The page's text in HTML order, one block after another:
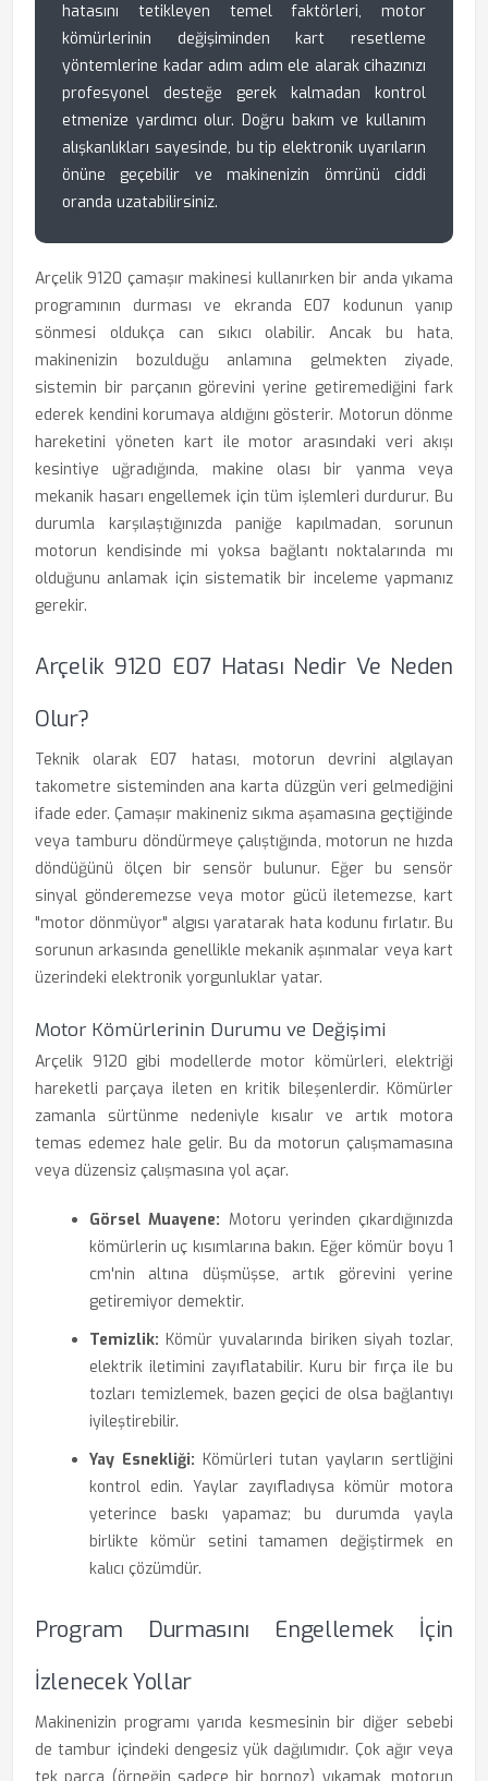
hatasını tetikleyen temel faktörleri, motor
kömürlerinin değişiminden kart resetleme
yöntemlerine kadar adım adım ele alarak cihazınızı
profesyonel desteğe gerek kalmadan kontrol
etmenize yardımcı olur. Doğru bakım ve kullanım
alışkanlıkları sayesinde, bu tip elektronik uyarıların
önüne geçebilir ve makinenizin ömrünü ciddi
oranda uzatabilirsiniz.
Arçelik 9120 çamaşır makinesi kullanırken bir anda yıkama
programının durması ve ekranda E07 kodunun yanıp
sönmesi oldukça can sıkıcı olabilir. Ancak bu hata,
makinenizin bozulduğu anlamına gelmekten ziyade,
sistemin bir parçanın görevini yerine getiremediğini fark
ederek kendini korumaya aldığını gösterir. Motorun dönme
hareketini yöneten kart ile motor arasındaki veri akışı
kesintiye uğradığında, makine olası bir yanma veya
mekanik hasarı engellemek için tüm işlemleri durdurur. Bu
durumla karşılaştığınızda paniğe kapılmadan, sorunun
motorun kendisinde mi yoksa bağlantı noktalarında mı
olduğunu anlamak için sistematik bir inceleme yapmanız
gerekir.
Arçelik 9120 E07 Hatası Nedir Ve Neden
Olur?
Teknik olarak E07 hatası, motorun devrini algılayan
takometre sisteminden ana karta düzgün veri gelmediğini
ifade eder. Çamaşır makineniz sıkma aşamasına geçtiğinde
veya tamburu döndürmeye çalıştığında, motorun ne hızda
döndüğünü ölçen bir sensör bulunur. Eğer bu sensör
sinyal gönderemezse veya motor gücü iletemezse, kart
"motor dönmüyor" algısı yaratarak hata kodunu fırlatır. Bu
sorunun arkasında genellikle mekanik aşınmalar veya kart
üzerindeki elektronik yorgunluklar yatar.
Motor Kömürlerinin Durumu ve Değişimi
Arçelik 9120 gibi modellerde motor kömürleri, elektriği
hareketli parçaya ileten en kritik bileşenlerdir. Kömürler
zamanla sürtünme nedeniyle kısalır ve artık motora
temas edemez hale gelir. Bu da motorun çalışmamasına
veya düzensiz çalışmasına yol açar.
Görsel Muayene: Motoru yerinden çıkardığınızda
kömürlerin uç kısımlarına bakın. Eğer kömür boyu 1
cm'nin altına düşmüşse, artık görevini yerine
getiremiyor demektir.
Temizlik: Kömür yuvalarında biriken siyah tozlar,
elektrik iletimini zayıflatabilir. Kuru bir fırça ile bu
tozları temizlemek, bazen geçici de olsa bağlantıyı
iyileştirebilir.
Yay Esnekliği: Kömürleri tutan yayların sertliğini
kontrol edin. Yaylar zayıfladıysa kömür motora
yeterince baskı yapamaz; bu durumda yayla
birlikte kömür setini tamamen değiştirmek en
kalıcı çözümdür.
Program Durmasını Engellemek İçin
İzlenecek Yollar
Makinenizin programı yarıda kesmesinin bir diğer sebebi
de tambur içindeki dengesiz yük dağılımıdır. Çok ağır veya